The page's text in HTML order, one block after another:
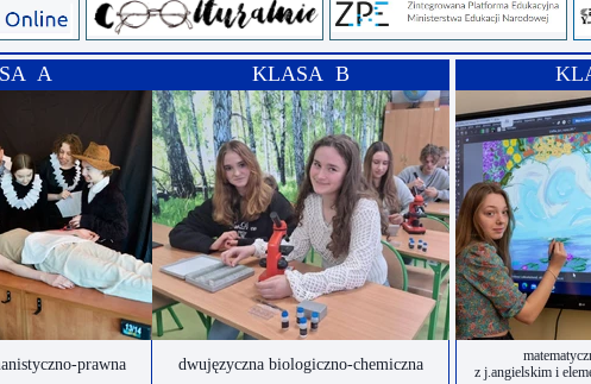
KLASA B
A
z j.angielskim i
dwujęzyczna biologiczno-chemiczna
prawna